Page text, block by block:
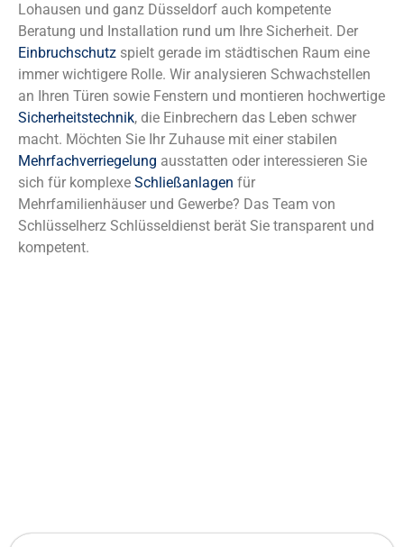
Lohausen und ganz Düsseldorf auch kompetente
Beratung und Installation rund um Ihre Sicherheit. Der
Einbruchschutz spielt gerade im städtischen Raum eine
immer wichtigere Rolle. Wir analysieren Schwachstellen
an Ihren Türen sowie Fenstern und montieren hochwertige
Sicherheitstechnik, die Einbrechern das Leben schwer
macht. Möchten Sie Ihr Zuhause mit einer stabilen
Mehrfachverriegelung ausstatten oder interessieren Sie
sich für komplexe Schließanlagen für
Mehrfamilienhäuser und Gewerbe? Das Team von
Schlüsselherz Schlüsseldienst berät Sie transparent und
kompetent.